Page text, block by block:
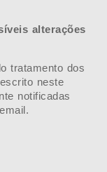
alterações
tratamento dos
neste
notificadas